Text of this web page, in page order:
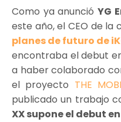
Como ya anunció YG
este año, el CEO de
planes de futuro de
encontraba el debut
a haber colaborado
el proyecto THE
publicado un trabajo
XX supone el debut